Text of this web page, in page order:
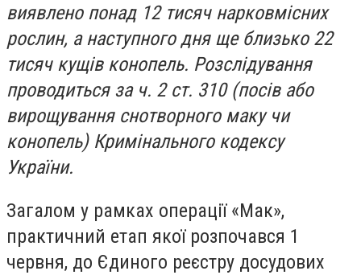
виявлено понад 12 тисяч нарковмісних
рослин, а наступного дня ще близько 22
тисяч кущів конопель. Розслідування
проводиться за ч. 2 ст. 310 (посів або
вирощування снотворного маку чи
конопель) Кримінального кодексу
України.
Загалом у рамках операції «Мак»,
практичний етап якої розпочався 1
червня, до Єдиного реєстру досудових